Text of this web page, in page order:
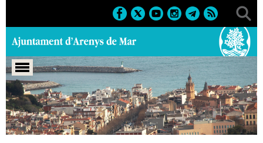
Portada > Regidories > Cultura > Agenda > 31-05-2013